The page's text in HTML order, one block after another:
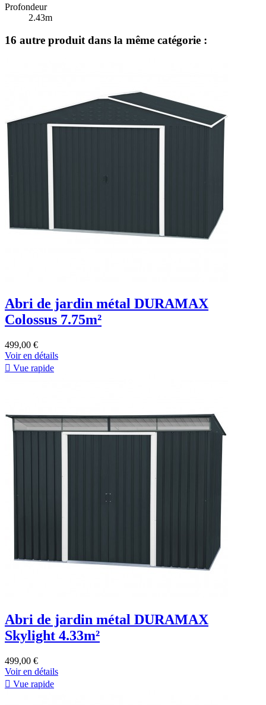
Profondeur
2.43m
16 autre produit dans la même catégorie :
Abri de jardin métal DURAMAX
Colossus 7.75m²
499,00 €
Voir en détails
 Vue rapide
Abri de jardin métal DURAMAX
Skylight 4.33m²
499,00 €
Voir en détails
 Vue rapide